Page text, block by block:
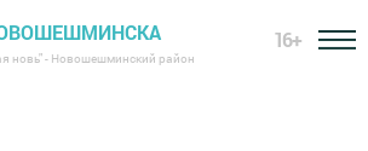
новь" - Новошешминский район
16+